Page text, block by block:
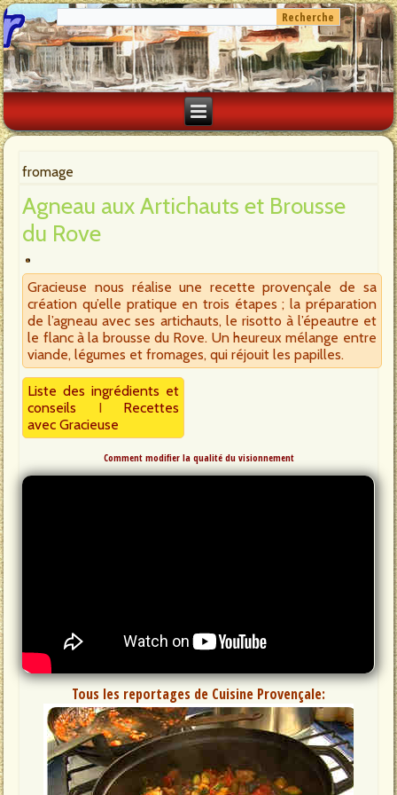
fromage
Agneau aux Artichauts et Brousse
du Rove
Gracieuse nous réalise une recette provençale de sa
création qu’elle pratique en trois étapes ; la préparation
de l’agneau avec ses artichauts, le risotto à l’épeautre et
le flanc à la brousse du Rove. Un heureux mélange entre
viande, légumes et fromages, qui réjouit les papilles.
Liste des ingrédients et
conseils I Recettes
avec Gracieuse
Comment modifier la qualité du visionnement
Tous les reportages de Cuisine Provençale: